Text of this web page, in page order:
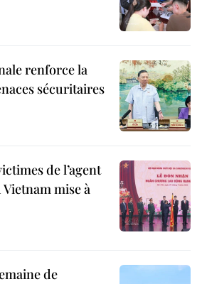
renforce la
sécuritaires
de l’agent
mise à
de